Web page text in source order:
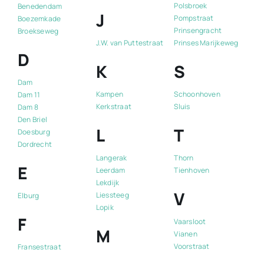
Benedendam
Boezemkade
Broekseweg
D
Dam
Dam 11
Dam 8
Den Briel
Doesburg
Dordrecht
E
Elburg
F
Fransestraat
J
J.W. van Puttestraat
K
Kampen
Kerkstraat
L
Langerak
Leerdam
Lekdijk
Liessteeg
Lopik
M
Polsbroek
Pompstraat
Prinsengracht
Prinses Marijkeweg
S
Schoonhoven
Sluis
T
Thorn
Tienhoven
V
Vaarsloot
Vianen
Voorstraat